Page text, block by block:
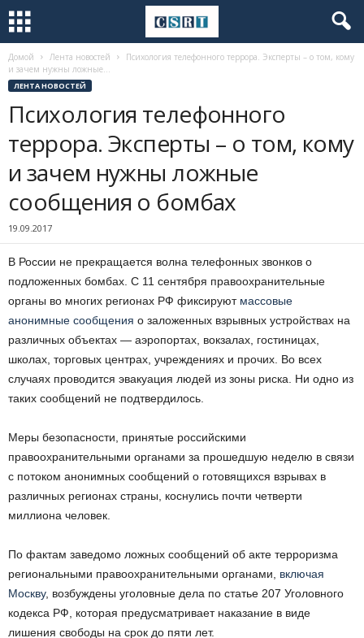
Домой Лента новостей
Психология телефонного террора. Эксперты – о том, кому
и зачем нужны ложные...
ЛЕНТА НОВОСТЕЙ
Психология телефонного
террора. Эксперты – о том, кому
и зачем нужны ложные
сообщения о бомбах
19.09.2017
В России не прекращается волна телефонных звонков о
подложенных бомбах. С 11 сентября правоохранительные
органы во многих регионах РФ фиксируют массовые
анонимные сообщения о заложенных взрывных устройствах на
различных объектах — аэропортах, вокзалах, гостиницах,
школах, торговых центрах, учреждениях и прочих. Во всех
случаях проводится эвакуация людей из зоны риска. Ни одно из
таких сообщений не подтвердилось.
Меры безопасности, принятые российскими
правоохранительными органами за прошедшую неделю в связи
с потоком анонимных сообщений о готовящихся взрывах в
различных регионах страны, коснулись почти четверти
миллиона человек.
По фактам заведомо ложных сообщений об акте терроризма
региональными правоохранительными органами, включая
Москву, возбуждены уголовные дела по статье 207 Уголовного
кодекса РФ, которая предусматривает наказание в виде
лишения свободы на срок до пяти лет.